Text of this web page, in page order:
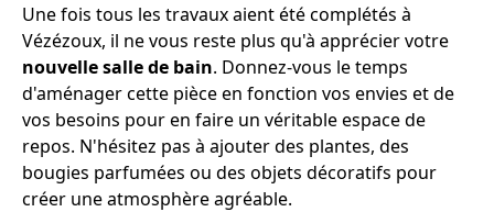
Une fois tous les travaux aient été complétés à
Vézézoux, il ne vous reste plus qu'à apprécier votre
nouvelle salle de bain. Donnez-vous le temps
d'aménager cette pièce en fonction vos envies et de
vos besoins pour en faire un véritable espace de
repos. N'hésitez pas à ajouter des plantes, des
bougies parfumées ou des objets décoratifs pour
créer une atmosphère agréable.